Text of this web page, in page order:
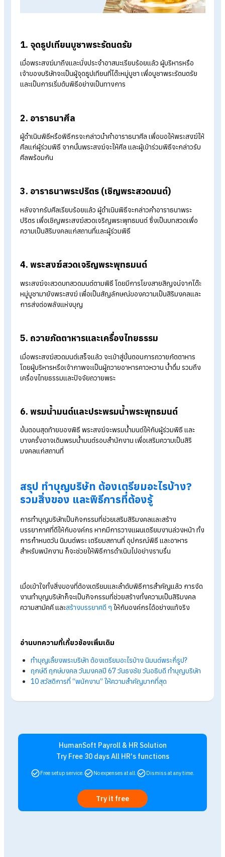
7. เตรียมอาหารสำหรับพนักงาน
องค์กรยังจัดอาหารให้พนักงานรับประทานร่วมกัน เพื่อสร้าง
บรรยากาศที่อบอุ่นและเป็นกันเอง
ตัวอย่างรูปแบบอาหารที่นิยม ได้แก่
อาหารกล่องสำหรับพนักงาน
การรับประทานอาหารร่วมกันหลังพิธีเสร็จ ถือเป็นช่วงเวลาที่ช่วยส
ความสัมพันธ์ที่ดีภายในองค์กรได้อีกด้วย
ลำดับพิธีการสำคัญในการทำบุญบริษัท
การทำบุญบริษัทไม่ได้มีเพียงการนิมนต์พระมาเจริญพระพุทธมนต์
เท่านั้น แต่ยังมีลำดับพิธีการตามแบบประเพณีที่ควรรู้ เพื่อให้พิธีดำ
ไปอย่างถูกต้องและเป็นสิริมงคลแก่บริษัทและผู้เข้าร่วม โดยทั่วไป
1. จุดธูปเทียนบูชาพระรัตนตรัย
และเป็นการเริ่มต้นพิธีอย่างเป็นทางการ
2. อาราธนาศีล
ผู้ดำเนินพิธีหรือพิธีกรจะกล่าวนำคำอาราธนาศีล เพื่อขอให้พระสง
3. อาราธนาพระปริตร (เชิญพระสวดมนต์)
ปริตร เพื่อเชิญพระสงฆ์สวดเจริญพระพุทธมนต์ ซึ่งเป็นบทสวดเพื่
ความเป็นสิริมงคลแก่สถานที่และผู้ร่วมพิธี
การส่งต่อพลังแห่งบุญ
5. ถวายภัตตาหารและเครื่องไทยธรรม
เมื่อพระสงฆ์สวดมนต์เสร็จแล้ว จะเข้าสู่ขั้นตอนการถวายภัตตาหาร
โดยผู้บริหารหรือเจ้าภาพจะเป็นผู้ถวายอาหารคาวหวาน น้ำดื่ม รวม